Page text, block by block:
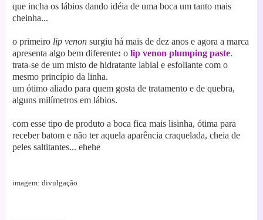
que incha os lábios dando idéia de uma boca um tanto mais
cheinha...
o primeiro lip venon surgiu há mais de dez anos e agora a marca
apresenta algo bem diferente: o lip venon plumping paste.
trata-se de um misto de hidratante labial e esfoliante com o
mesmo princípio da linha.
um ótimo aliado para quem gosta de tratamento e de quebra,
alguns milímetros em lábios.
com esse tipo de produto a boca fica mais lisinha, ótima para
receber batom e não ter aquela aparência craquelada, cheia de
peles saltitantes... ehehe
imagem: divulgação